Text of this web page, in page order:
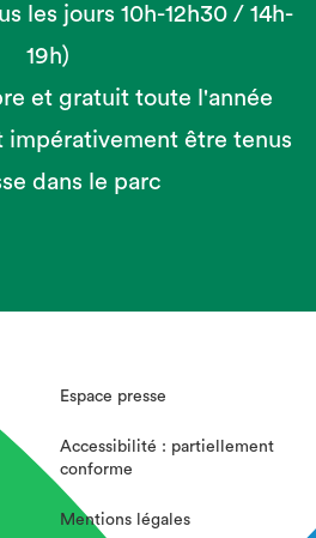
les jours 10h-12h30 / 14h-
19h)
et gratuit toute l'année
impérativement être tenus
dans le parc
Espace presse
Accessibilité : partiellement
conforme
Mentions légales